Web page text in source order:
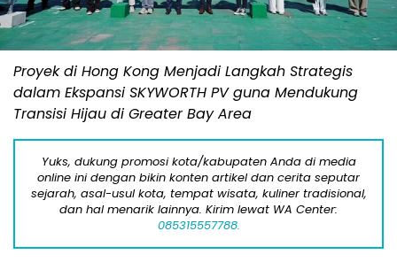
Proyek di Hong Kong Menjadi Langkah Strategis
dalam Ekspansi SKYWORTH PV guna Mendukung
Transisi Hijau di Greater Bay Area
Yuks, dukung promosi kota/kabupaten Anda di media
online ini dengan bikin konten artikel dan cerita seputar
sejarah, asal-usul kota, tempat wisata, kuliner tradisional,
dan hal menarik lainnya. Kirim lewat WA Center:
085315557788.